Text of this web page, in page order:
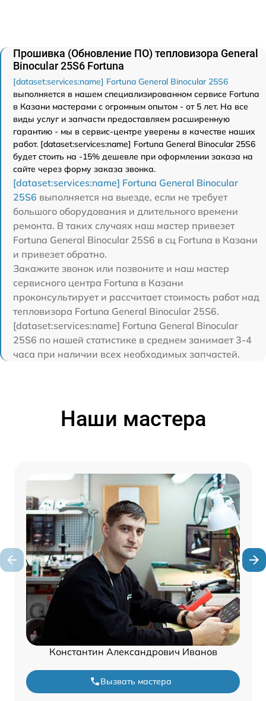
Прошивка (Обновление ПО) тепловизора General
Binocular 25S6 Fortuna
[dataset:services:name] Fortuna General Binocular 25S6
выполняется в нашем специализированном сервисе Fortuna
в Казани мастерами с огромным опытом - от 5 лет. На все
виды услуг и запчасти предоставляем расширенную
гарантию - мы в сервис-центре уверены в качестве наших
работ. [dataset:services:name] Fortuna General Binocular 25S6
будет стоить на -15% дешевле при оформлении заказа на
сайте через форму заказа звонка.
[dataset:services:name] Fortuna General Binocular
25S6 выполняется на выезде, если не требует
большого оборудования и длительного времени
ремонта. В таких случаях наш мастер привезет
Fortuna General Binocular 25S6 в сц Fortuna в Казани
и привезет обратно.
Закажите звонок или позвоните и наш мастер
сервисного центра Fortuna в Казани
проконсультирует и рассчитает стоимость работ над
тепловизора Fortuna General Binocular 25S6.
[dataset:services:name] Fortuna General Binocular
25S6 по нашей статистике в среднем занимает 3-4
часа при наличии всех необходимых запчастей.
Наши мастера
Константин Александрович Иванов
Вызвать мастера